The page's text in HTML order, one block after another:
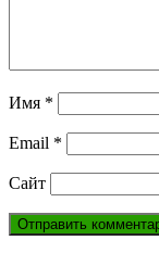
Имя *
Email *
Сайт